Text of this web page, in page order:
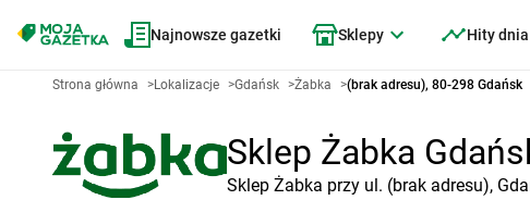
Najnowsze gazetki Sklepy Hity dnia
Strona główna >Lokalizacje >Gdańsk >Żabka >(brak adresu), 80-298 Gdańsk
Sklep Żabka
Sklep Żabka przy ul. (brak adresu),